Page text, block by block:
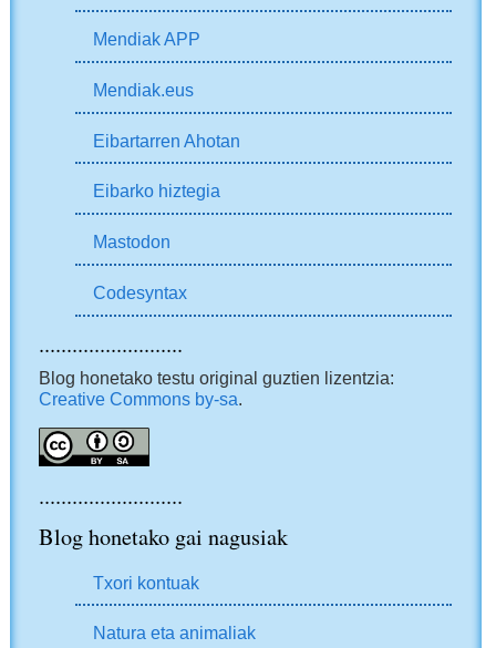
Mendiak APP
Mendiak.eus
Eibartarren Ahotan
Eibarko hiztegia
Mastodon
Codesyntax
..........................
Blog honetako testu original guztien lizentzia:
Creative Commons by-sa.
..........................
Blog honetako gai nagusiak
Txori kontuak
Natura eta animaliak